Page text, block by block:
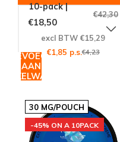
10-pack |
€18,50
€42,30
excl BTW €15,29
€1,85 p.s.€4,23
TOEVOEGEN
AAN
30 MG/POUCH
-45% ON A 10PACK